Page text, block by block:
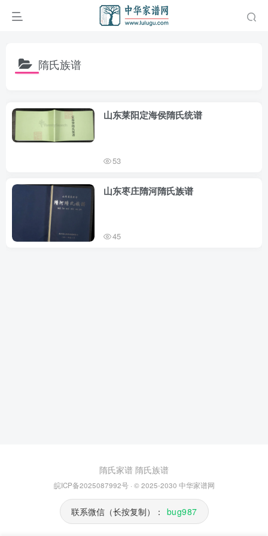
隋氏族谱
山东莱阳定海侯隋氏统谱
53
山东枣庄隋河隋氏族谱
45
隋氏家谱 隋氏族谱
皖ICP备2025087992号· © 2025-2030 中华家谱网
联系微信（长按复制）： bug987